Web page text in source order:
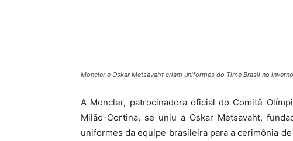
Moncler e Oskar Metsavaht criam uniformes do Time Brasil no
A Moncler, patrocinadora oficial do Comitê
Milão-Cortina, se uniu a Oskar Metsavaht,
uniformes da equipe brasileira para a cerimônia